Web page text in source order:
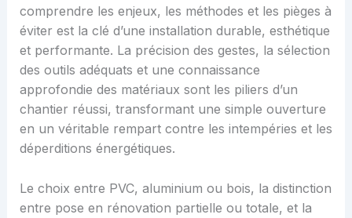
comprendre les enjeux, les méthodes et les pièges à
éviter est la clé d’une installation durable, esthétique
et performante. La précision des gestes, la sélection
des outils adéquats et une connaissance
approfondie des matériaux sont les piliers d’un
chantier réussi, transformant une simple ouverture
en un véritable rempart contre les intempéries et les
déperditions énergétiques.
Le choix entre PVC, aluminium ou bois, la distinction
entre pose en rénovation partielle ou totale, et la